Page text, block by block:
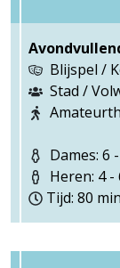
Blijspel /
Stad /
Dames: 6
Heren: 4 -
Tijd: 80 min